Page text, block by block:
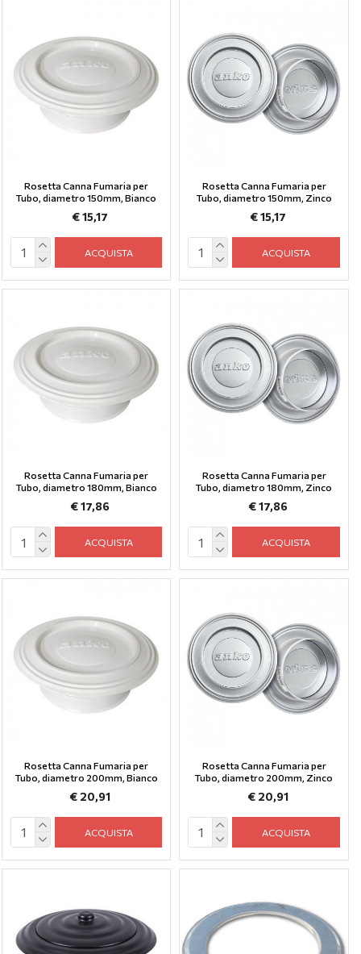
Rosetta Canna Fumaria per
Tubo, diametro 150mm, Bianco
€ 15,17
ACQUISTA
Rosetta Canna Fumaria per
Tubo, diametro 150mm, Zinco
€ 15,17
ACQUISTA
Rosetta Canna Fumaria per
Tubo, diametro 180mm, Bianco
€ 17,86
ACQUISTA
Rosetta Canna Fumaria per
Tubo, diametro 180mm, Zinco
€ 17,86
ACQUISTA
Rosetta Canna Fumaria per
Tubo, diametro 200mm, Bianco
€ 20,91
ACQUISTA
Rosetta Canna Fumaria per
Tubo, diametro 200mm, Zinco
€ 20,91
ACQUISTA